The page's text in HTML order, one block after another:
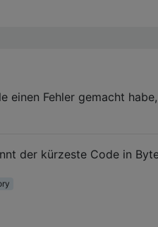
einen Fehler gemacht
der kürzeste Code in